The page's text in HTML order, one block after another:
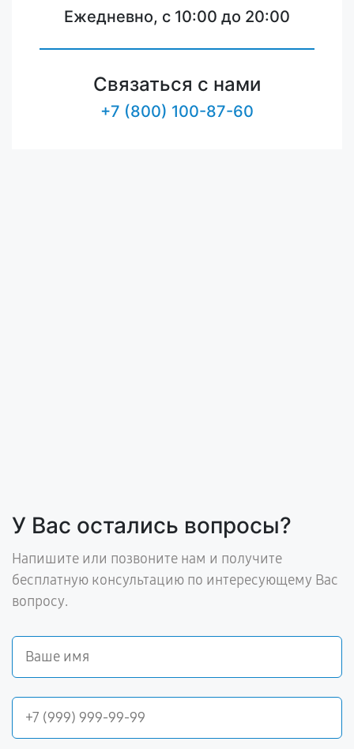
Ежедневно, с 10:00 до 20:00
Связаться с нами
+7 (800) 100-87-60
У Вас остались вопросы?
Напишите или позвоните нам и получите
бесплатную консультацию по интересующему Вас
вопросу.